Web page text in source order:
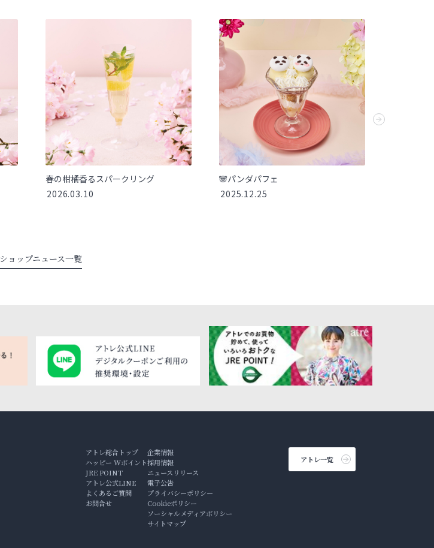
春の柑橘香るスパークリング
2026.03.10
🐼パンダパフェ
2025.12.25
ショップニュース一覧
アトレ総合トップ
ハッピー Wポイント
JRE POINT
アトレ公式LINE
よくあるご質問
お問合せ
企業情報
採用情報
ニュースリリース
電子公告
プライバシーポリシー
Cookieポリシー
ソーシャルメディアポリシー
サイトマップ
アトレ一覧